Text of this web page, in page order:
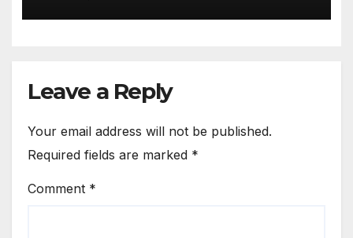
Leave a Reply
Your email address will not be published.
Required fields are marked *
Comment *